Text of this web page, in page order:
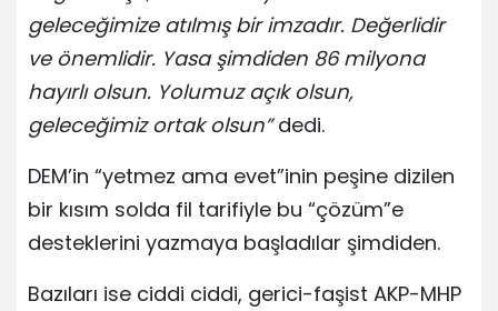
geleceğimize atılmış bir imzadır. Değerlidir
ve önemlidir. Yasa şimdiden 86 milyona
hayırlı olsun. Yolumuz açık olsun,
geleceğimiz ortak olsun”dedi.
DEM’in “yetmez ama evet”inin peşine dizilen
bir kısım solda fil tarifiyle bu “çözüm”e
desteklerini yazmaya başladılar şimdiden.
Bazıları ise ciddi ciddi, gerici-faşist AKP-MHP